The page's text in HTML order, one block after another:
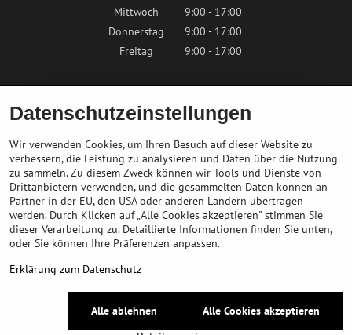
Mittwoch
9:00 - 17:00
Donnerstag
9:00 - 17:00
Freitag
9:00 - 17:00
Samstag
9:00 - 12:00
Sonntag
Geschlossen
Kontaktieren Sie uns
info@bikepeak.de
+436764858804
Zum Geschäft navigieren
©
Urheberrecht
Erklärung zum Datenschutz
Datenschutzeinstellungen
Wir verwenden Cookies, um Ihren Besuch auf dieser Website zu
verbessern, die Leistung zu analysieren und Daten über die Nutzung
zu sammeln. Zu diesem Zweck können wir Tools und Dienste von
Drittanbietern verwenden, und die gesammelten Daten können an
Partner in der EU, den USA oder anderen Ländern übertragen
werden. Durch Klicken auf „Alle Cookies akzeptieren" stimmen Sie
dieser Verarbeitung zu. Detaillierte Informationen finden Sie unten,
oder Sie können Ihre Präferenzen anpassen.
Erklärung zum Datenschutz
Alle Cookies akzeptieren
Alle ablehnen